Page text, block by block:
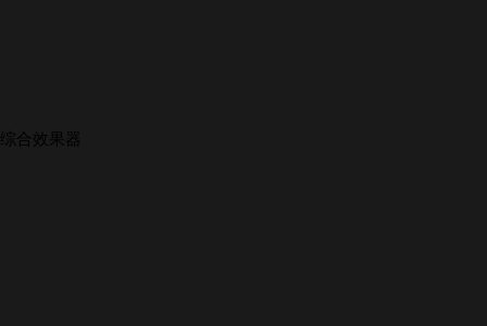
综合效果器